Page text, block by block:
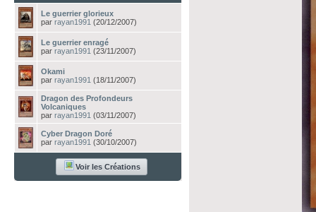
Le guerrier glorieux
par rayan1991 (20/12/2007)
Le guerrier enragé
par rayan1991 (23/11/2007)
Okami
par rayan1991 (18/11/2007)
Dragon des Profondeurs
Volcaniques
par rayan1991 (03/11/2007)
Cyber Dragon Doré
par rayan1991 (30/10/2007)
Voir les Créations